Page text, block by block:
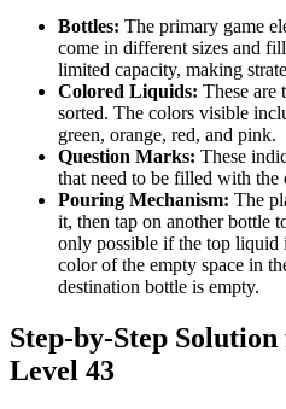
Bottles: The primary game
come in different sizes and
limited capacity, making
Colored Liquids: These are
sorted. The colors visible
green, orange, red, and pink.
Question Marks: These
that need to be filled with the
Pouring Mechanism: The
it, then tap on another bottle
only possible if the top liquid
color of the empty space in
destination bottle is empty.
Step-by-Step
Level 43